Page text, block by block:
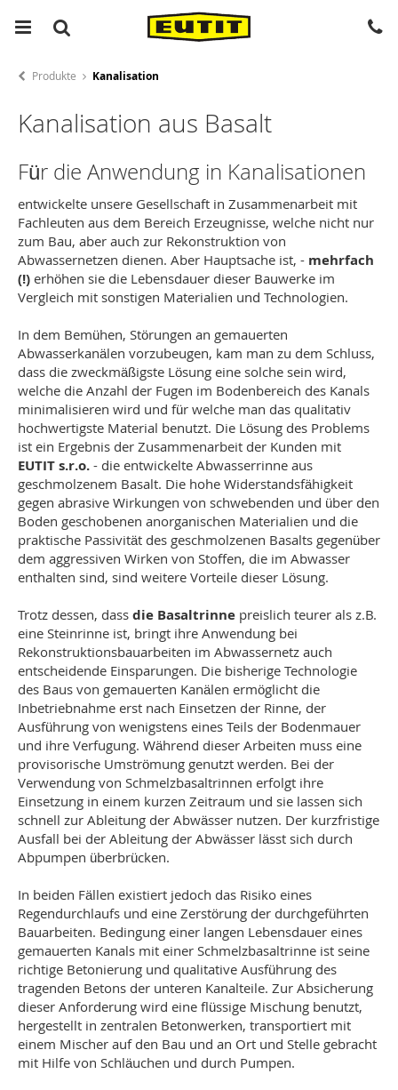
Produkte Kanalisation
Kanalisation aus Basalt
Für die Anwendung in Kanalisationen
entwickelte unsere Gesellschaft in Zusammenarbeit mit
Fachleuten aus dem Bereich Erzeugnisse, welche nicht nur
zum Bau, aber auch zur Rekonstruktion von
Abwassernetzen dienen. Aber Hauptsache ist, - mehrfach
(!) erhöhen sie die Lebensdauer dieser Bauwerke im
Vergleich mit sonstigen Materialien und Technologien.
In dem Bemühen, Störungen an gemauerten
Abwasserkanälen vorzubeugen, kam man zu dem Schluss,
dass die zweckmäßigste Lösung eine solche sein wird,
welche die Anzahl der Fugen im Bodenbereich des Kanals
minimalisieren wird und für welche man das qualitativ
hochwertigste Material benutzt. Die Lösung des Problems
ist ein Ergebnis der Zusammenarbeit der Kunden mit
EUTIT s.r.o. - die entwickelte Abwasserrinne aus
geschmolzenem Basalt. Die hohe Widerstandsfähigkeit
gegen abrasive Wirkungen von schwebenden und über den
Boden geschobenen anorganischen Materialien und die
praktische Passivität des geschmolzenen Basalts gegenüber
dem aggressiven Wirken von Stoffen, die im Abwasser
enthalten sind, sind weitere Vorteile dieser Lösung.
Trotz dessen, dass die Basaltrinne preislich teurer als z.B.
eine Steinrinne ist, bringt ihre Anwendung bei
Rekonstruktionsbauarbeiten im Abwassernetz auch
entscheidende Einsparungen. Die bisherige Technologie
des Baus von gemauerten Kanälen ermöglicht die
Inbetriebnahme erst nach Einsetzen der Rinne, der
Ausführung von wenigstens eines Teils der Bodenmauer
und ihre Verfugung. Während dieser Arbeiten muss eine
provisorische Umströmung genutzt werden. Bei der
Verwendung von Schmelzbasaltrinnen erfolgt ihre
Einsetzung in einem kurzen Zeitraum und sie lassen sich
schnell zur Ableitung der Abwässer nutzen. Der kurzfristige
Ausfall bei der Ableitung der Abwässer lässt sich durch
Abpumpen überbrücken.
In beiden Fällen existiert jedoch das Risiko eines
Regendurchlaufs und eine Zerstörung der durchgeführten
Bauarbeiten. Bedingung einer langen Lebensdauer eines
gemauerten Kanals mit einer Schmelzbasaltrinne ist seine
richtige Betonierung und qualitative Ausführung des
tragenden Betons der unteren Kanalteile. Zur Absicherung
dieser Anforderung wird eine flüssige Mischung benutzt,
hergestellt in zentralen Betonwerken, transportiert mit
einem Mischer auf den Bau und an Ort und Stelle gebracht
mit Hilfe von Schläuchen und durch Pumpen.